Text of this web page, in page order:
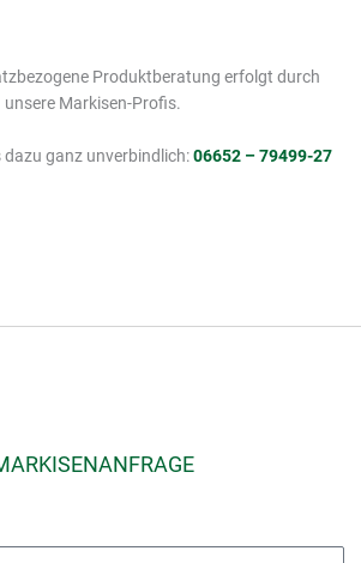
Produktberatung erfolgt durch
unsere Markisen-Profis.
dazu ganz unverbindlich:06652 – 79499-27